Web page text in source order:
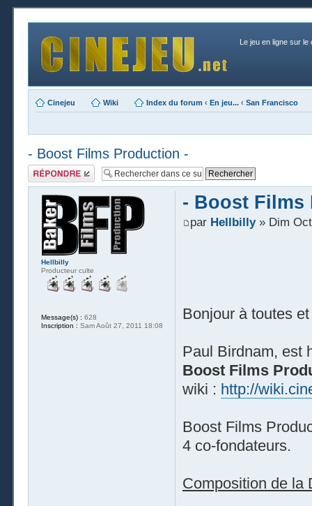
Le jeu en ligne sur le
Cinejeu Wiki Index du forum ‹ En jeu... ‹ San Francisco
- Boost Films Production -
Publier une
réponse
- Boost Films
par Hellbilly» Dim Oct
Bonjour à toutes
Paul Birdnam, est
Boost Films
wiki : http://
Boost Films
4 co-fondateurs.
Composition de la
Hellbilly
Producteur culte
Message(s) : 628
Inscription : Sam Août 27, 2011 18:08